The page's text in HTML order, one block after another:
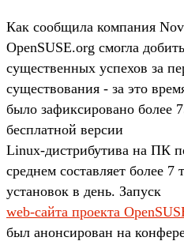
Как сообщила компания
OpenSUSE.org смогла
существенных успехов за
существования - за это
было зафиксировано более
бесплатной версии
Linux-дистрибутива на ПК
среднем составляет более 7
установок в день. Запуск
web-сайта проекта
был анонсирован на